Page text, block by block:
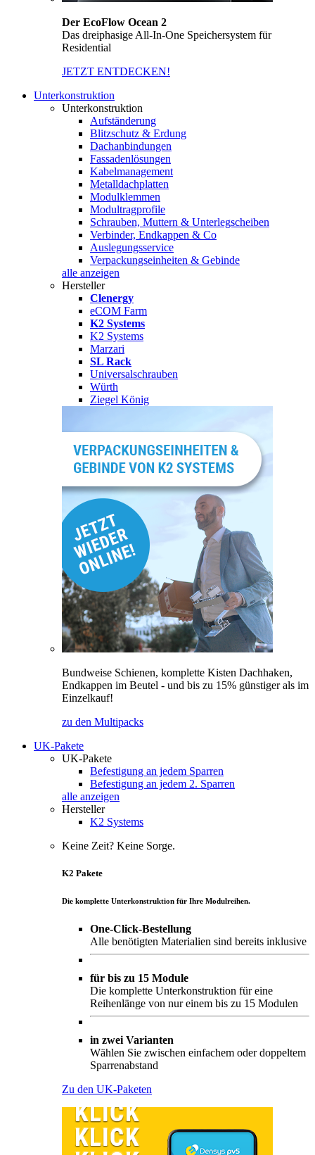
Der EcoFlow Ocean 2
Das dreiphasige All-In-One Speichersystem für
Residential
JETZT ENTDECKEN!
Unterkonstruktion
Unterkonstruktion
Aufständerung
Blitzschutz & Erdung
Dachanbindungen
Fassadenlösungen
Kabelmanagement
Metalldachplatten
Modulklemmen
Modultragprofile
Schrauben, Muttern & Unterlegscheiben
Verbinder, Endkappen & Co
Auslegungsservice
Verpackungseinheiten & Gebinde
alle anzeigen
Hersteller
Clenergy
eCOM Farm
K2 Systems
K2 Systems
Marzari
SL Rack
Universalschrauben
Würth
Ziegel König
Bundweise Schienen, komplette Kisten Dachhaken,
Endkappen im Beutel - und bis zu 15% günstiger als im
Einzelkauf!
zu den Multipacks
UK-Pakete
UK-Pakete
Befestigung an jedem Sparren
Befestigung an jedem 2. Sparren
alle anzeigen
Hersteller
K2 Systems
Keine Zeit? Keine Sorge.
K2 Pakete
Die komplette Unterkonstruktion für Ihre Modulreihen.
One-Click-Bestellung
Alle benötigten Materialien sind bereits inklusive
für bis zu 15 Module
Die komplette Unterkonstruktion für eine
Reihenlänge von nur einem bis zu 15 Modulen
in zwei Varianten
Wählen Sie zwischen einfachem oder doppeltem
Sparrenabstand
Zu den UK-Paketen